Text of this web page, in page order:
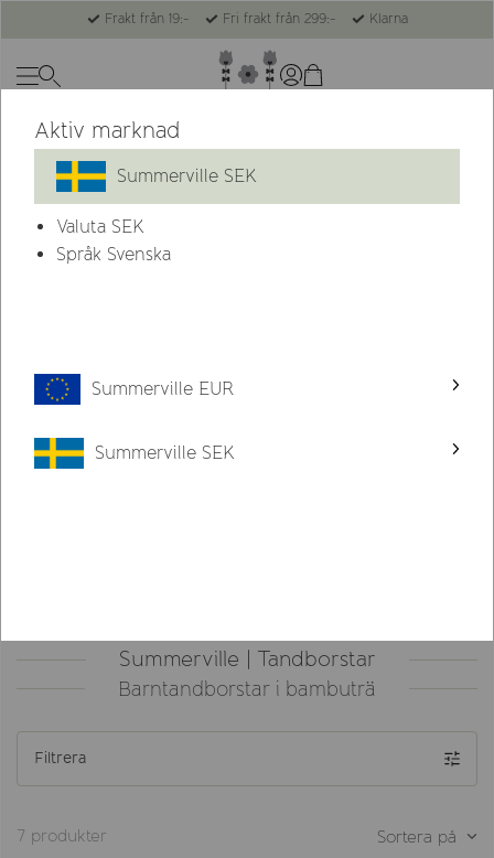
Frakt från 19:- Fri frakt från 299:- Klarna
Summerville Sköta Tandborstar
Summerville | Tandborstar
Barntandborstar i bambuträ
Filtrera
7 produkter Sortera på
Aktiv marknad
Summerville SEK
Valuta SEK
Språk Svenska
Summerville EUR
Summerville SEK